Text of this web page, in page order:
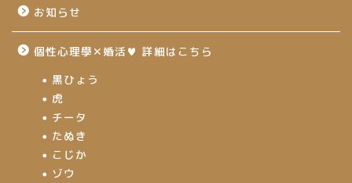
お知らせ
個性心理學✕婚活♥ 詳細はこちら
黒ひょう
虎
チータ
たぬき
こじか
ゾウ